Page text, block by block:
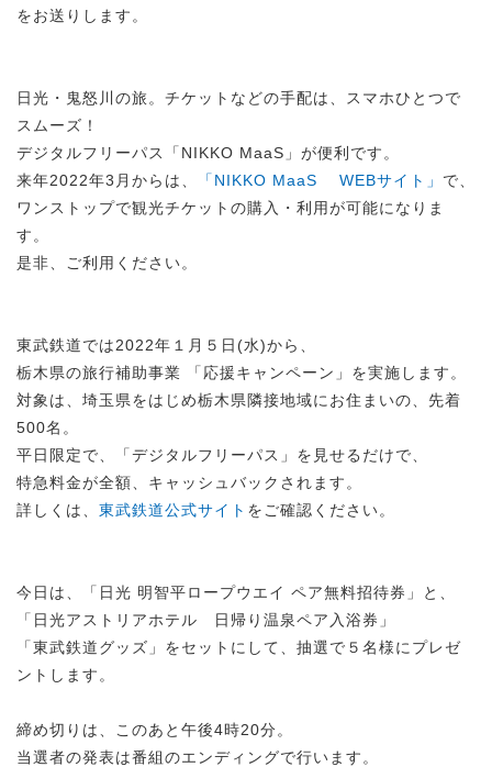
をお送りします。
日光・鬼怒川の旅。チケットなどの手配は、スマホひとつで
スムーズ！
デジタルフリーパス「NIKKO MaaS」が便利です。
来年2022年3月からは、
「NIKKO MaaS WEBサイト」 で、
ワンストップで観光チケットの購入・利用が可能になりま
す。
是非、ご利用ください。
東武鉄道では2022年１月５日(水)から、
栃木県の旅行補助事業 「応援キャンペーン」を実施します。
対象は、埼玉県をはじめ栃木県隣接地域にお住まいの、先着
500名。
平日限定で、「デジタルフリーパス」を見せるだけで、
特急料金が全額、キャッシュバックされます。
詳しくは、 東武鉄道公式サイト をご確認ください。
今日は、「日光 明智平ロープウエイ ペア無料招待券」と、
「日光アストリアホテル 日帰り温泉ペア入浴券」
「東武鉄道グッズ」をセットにして、抽選で５名様にプレゼ
ントします。
締め切りは、このあと午後4時20分。
当選者の発表は番組のエンディングで行います。